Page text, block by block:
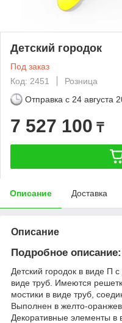
Детский городок
Под заказ
Код: 2451
Розница
Отправка с 24 августа
7 527 100 ₸
Описание Доставка
Описание
Подробное описание:
Детский городок в виде П
виде труб. Имеются
мостики в виде труб,
Выполнен в желто-
Декоративные элементы в